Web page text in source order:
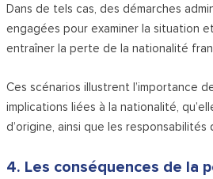
Dans de tels cas, des démarches
engagées pour examiner la situation
entraîner la perte de la nationalité
Ces scénarios illustrent l’importance
implications liées à la nationalité,
d’origine, ainsi que les
4. Les conséquences de la